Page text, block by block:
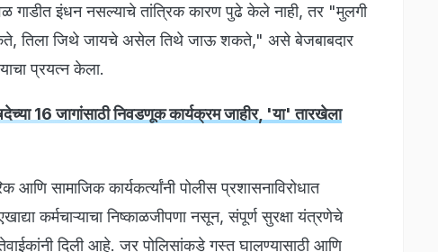
गाडीत इंधन नसल्याचे तांत्रिक कारण पुढे केले नाही, तर "मुलगी
तिला जिथे जायचे असेल तिथे जाऊ शकते," असे बेजबाबदार
प्रयत्न केला.
16 जागांसाठी निवडणूक कार्यक्रम जाहीर, 'या' तारखेला
आणि सामाजिक कार्यकर्त्यांनी पोलीस प्रशासनाविरोधात
कर्मचाऱ्याचा निष्काळजीपणा नसून, संपूर्ण सुरक्षा यंत्रणेचे
दिली आहे. जर पोलिसांकडे गस्त घालण्यासाठी आणि